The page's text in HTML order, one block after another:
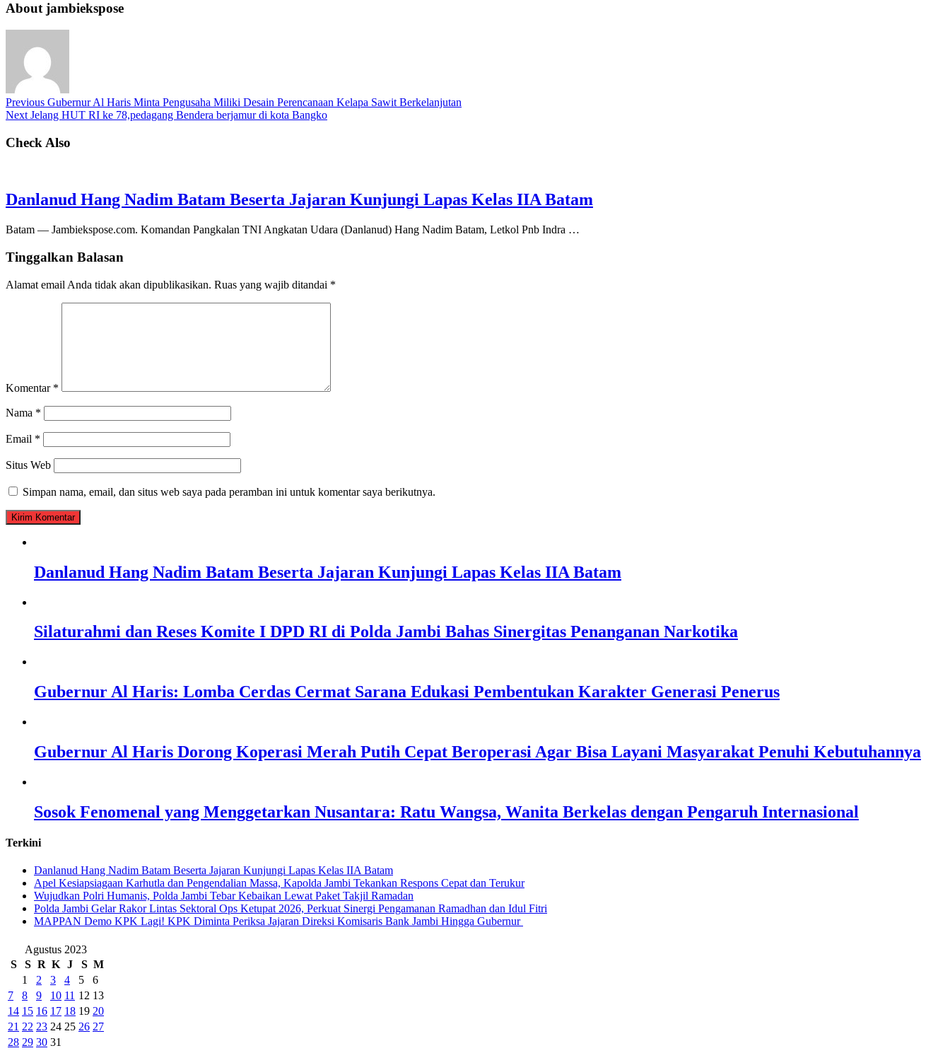
About jambiekspose
Previous Gubernur Al Haris Minta Pengusaha Miliki Desain Perencanaan Kelapa Sawit Berkelanjutan
Next Jelang HUT RI ke 78,pedagang Bendera berjamur di kota Bangko
Check Also
Danlanud Hang Nadim Batam Beserta Jajaran Kunjungi Lapas Kelas IIA Batam
Batam — Jambiekspose.com. Komandan Pangkalan TNI Angkatan Udara (Danlanud) Hang Nadim Batam, Letkol Pnb Indra …
Tinggalkan Balasan
Alamat email Anda tidak akan dipublikasikan. Ruas yang wajib ditandai *
Komentar *
Nama *
Email *
Situs Web
Simpan nama, email, dan situs web saya pada peramban ini untuk komentar saya berikutnya.
Danlanud Hang Nadim Batam Beserta Jajaran Kunjungi Lapas Kelas IIA Batam
Silaturahmi dan Reses Komite I DPD RI di Polda Jambi Bahas Sinergitas Penanganan Narkotika
Gubernur Al Haris: Lomba Cerdas Cermat Sarana Edukasi Pembentukan Karakter Generasi Penerus
Gubernur Al Haris Dorong Koperasi Merah Putih Cepat Beroperasi Agar Bisa Layani Masyarakat Penuhi Kebutuhannya
Sosok Fenomenal yang Menggetarkan Nusantara: Ratu Wangsa, Wanita Berkelas dengan Pengaruh Internasional
Terkini
Danlanud Hang Nadim Batam Beserta Jajaran Kunjungi Lapas Kelas IIA Batam
Apel Kesiapsiagaan Karhutla dan Pengendalian Massa, Kapolda Jambi Tekankan Respons Cepat dan Terukur
Wujudkan Polri Humanis, Polda Jambi Tebar Kebaikan Lewat Paket Takjil Ramadan
Polda Jambi Gelar Rakor Lintas Sektoral Ops Ketupat 2026, Perkuat Sinergi Pengamanan Ramadhan dan Idul Fitri
‎MAPPAN Demo KPK Lagi! KPK Diminta Periksa Jajaran Direksi Komisaris Bank Jambi Hingga Gubernur ‎
Agustus 2023
S
S R K J S M
1
2 3 4 5
6
7
8 9 10 11 12 13
14 15 16 17 18 19 20
21 22 23 24 25 26 27
28 29 30 31